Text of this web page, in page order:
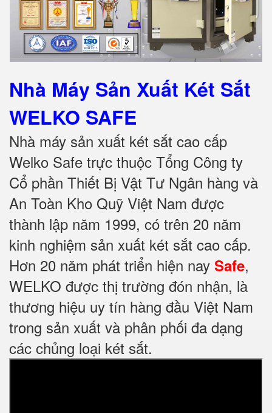
Nhà Máy Sản Xuất Két Sắt
WELKO SAFE
Nhà máy sản xuất két sắt cao cấp
Welko Safe trực thuộc Tổng Công ty
Cổ phần Thiết Bị Vật Tư Ngân hàng và
An Toàn Kho Quỹ Việt Nam được
thành lập năm 1999, có trên 20 năm
kinh nghiệm sản xuất két sắt cao cấp.
Hơn 20 năm phát triển hiện nay Safe,
WELKO được thị trường đón nhận, là
thương hiệu uy tín hàng đầu Việt Nam
trong sản xuất và phân phối đa dạng
các chủng loại két sắt.